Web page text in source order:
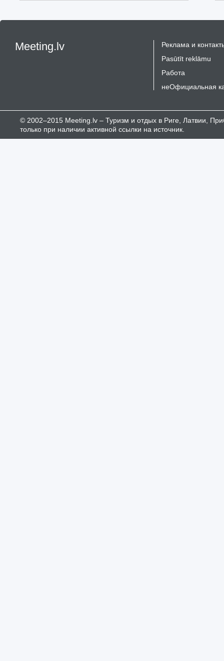
Meeting.lv
Реклама и
Pasūtīt reklāmu
Работа
неОфициальная
© 2002–2015 Meeting.lv – Туризм и отдых в Риге, Латвии,
только при наличии активной ссылки на источник.